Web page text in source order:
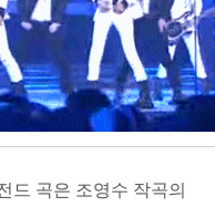
드 곡은 조영수 작곡의